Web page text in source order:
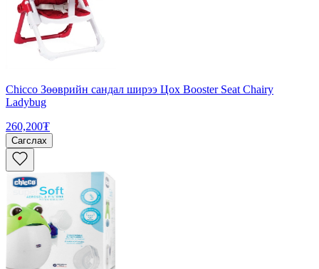
Chicco Зөөврийн сандал ширээ Цох Booster Seat Chairy
Ladybug
260,200₮
Сагслах